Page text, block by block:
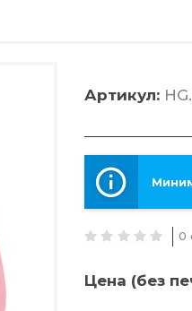
Артикул:
0
Цена (без